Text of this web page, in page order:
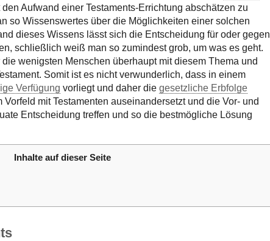
Aufwand einer Testaments-Errichtung abschätzen zu
so Wissenswertes über die Möglichkeiten einer solchen
dieses Wissens lässt sich die Entscheidung für oder gegen
schließlich weiß man so zumindest grob, um was es geht.
wenigsten Menschen überhaupt mit diesem Thema und
Somit ist es nicht verwunderlich, dass in einem
Verfügung vorliegt und daher die gesetzliche Erbfolge
mit Testamenten auseinandersetzt und die Vor- und
Entscheidung treffen und so die bestmögliche Lösung
Inhalte auf dieser Seite